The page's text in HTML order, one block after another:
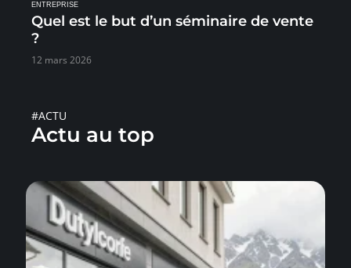
ENTREPRISE
Quel est le but d’un séminaire de vente
?
12 mars 2026
#ACTU
Actu au top